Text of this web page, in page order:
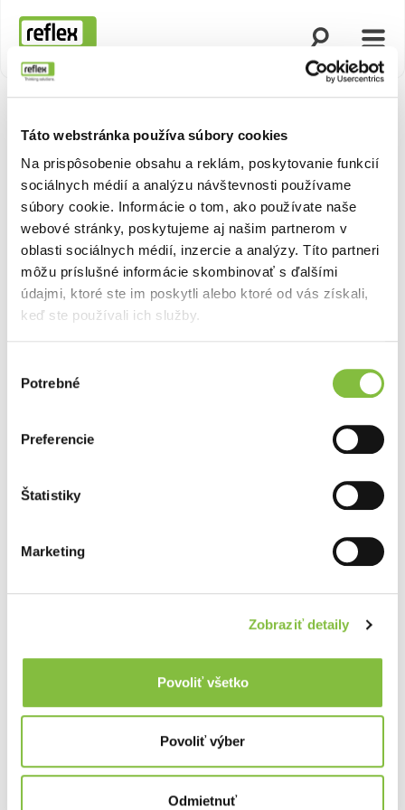
Táto webstránka používa súbory cookies
Na prispôsobenie obsahu a reklám, poskytovanie funkcií
sociálnych médií a analýzu návštevnosti používame
súbory cookie. Informácie o tom, ako používate naše
webové stránky, poskytujeme aj našim partnerom v
oblasti sociálnych médií, inzercie a analýzy. Títo partneri
môžu príslušné informácie skombinovať s ďalšími
údajmi, ktoré ste im poskytli alebo ktoré od vás získali,
keď ste používali ich služby.
súhlasu
Potrebné
Preferencie
Štatistiky
Marketing
Zobraziť detaily
Povoliť všetko
Povoliť výber
Odmietnuť
Domovská stránka
Otvoriť